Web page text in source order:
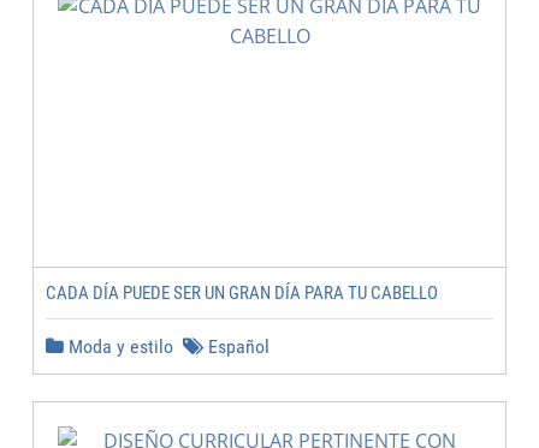
CADA DÍA PUEDE SER UN GRAN DÍA PARA TU CABELLO
Moda y estilo Español